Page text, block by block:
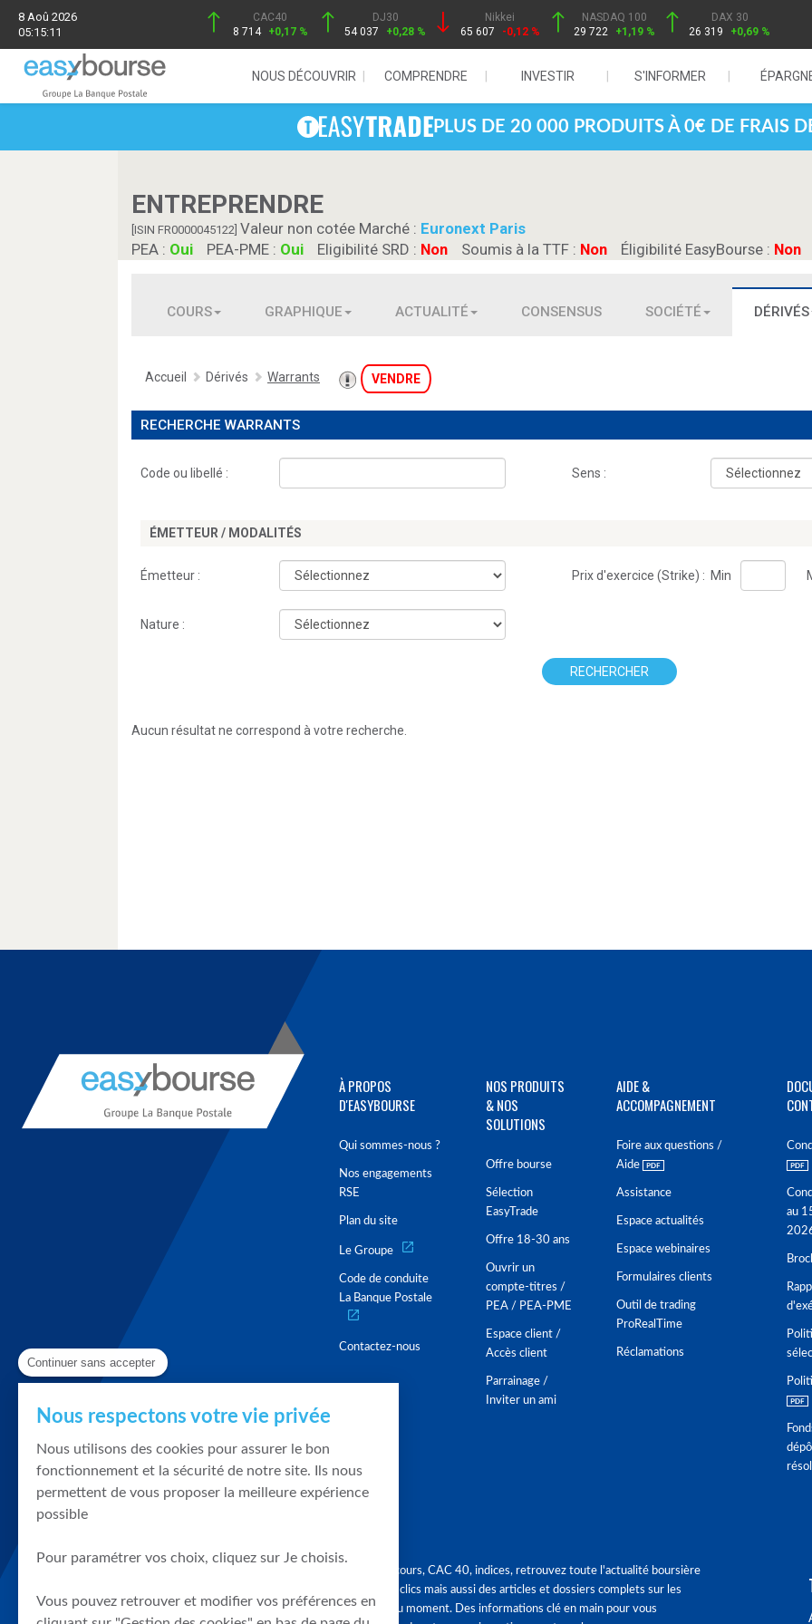
8 Aoû 2026
05:15:11
CAC40
8 714 +0,17 %
DJ30
54 037
+0,28 %
Nikkei
65 607
-0,12 %
NASDAQ 100
29 722
+1,19 %
DAX 30
26 319
+0,69 %
NOUS DÉCOUVRIR COMPRENDRE INVESTIR S'INFORMER
PLUS DE 20 000 PRODUITS À 0€ DE FRAIS
ENTREPRENDRE
[ISIN FR0000045122] Valeur non cotée Marché : Euronext Paris
PEA : Oui PEA-PME : Oui Eligibilité SRD : Non Soumis à la TTF : Non Éligibilité EasyBourse : Non
COURS GRAPHIQUE ACTUALITÉ CONSENSUS SOCIÉTÉ DÉRIVÉS
Accueil Dérivés Warrants VENDRE
RECHERCHE WARRANTS
Code ou libellé : Sens :
ÉMETTEUR / MODALITÉS
Émetteur : Prix d'exercice (Strike) : Min
Nature :
RECHERCHER
Aucun résultat ne correspond à votre recherche.
À PROPOS
D'EASYBOURSE
Qui sommes-nous ?
Nos engagements
RSE
Plan du site
Le Groupe
Code de conduite
La Banque Postale
Contactez-nous
NOS PRODUITS
& NOS
SOLUTIONS
Offre bourse
Sélection
EasyTrade
Offre 18-30 ans
Ouvrir un
compte-titres /
PEA / PEA-PME
Espace client /
Accès client
Parrainage /
Inviter un ami
AIDE &
ACCOMPAGNEMENT
Foire aux questions /
Aide
Assistance
Espace actualités
Espace webinaires
Formulaires clients
Outil de trading
ProRealTime
Réclamations
au
Graphique, cours, CAC 40, indices, retrouvez toute l'actualité boursière
en quelques clics mais aussi des articles et dossiers complets sur les
tendances du moment. Des informations clé en main pour vous
Continuer sans accepter
Nous respectons votre vie privée
Nous utilisons des cookies pour assurer le bon
fonctionnement et la sécurité de notre site. Ils nous
permettent de vous proposer la meilleure expérience
possible
Pour paramétrer vos choix, cliquez sur Je choisis.
Vous pouvez retrouver et modifier vos préférences en